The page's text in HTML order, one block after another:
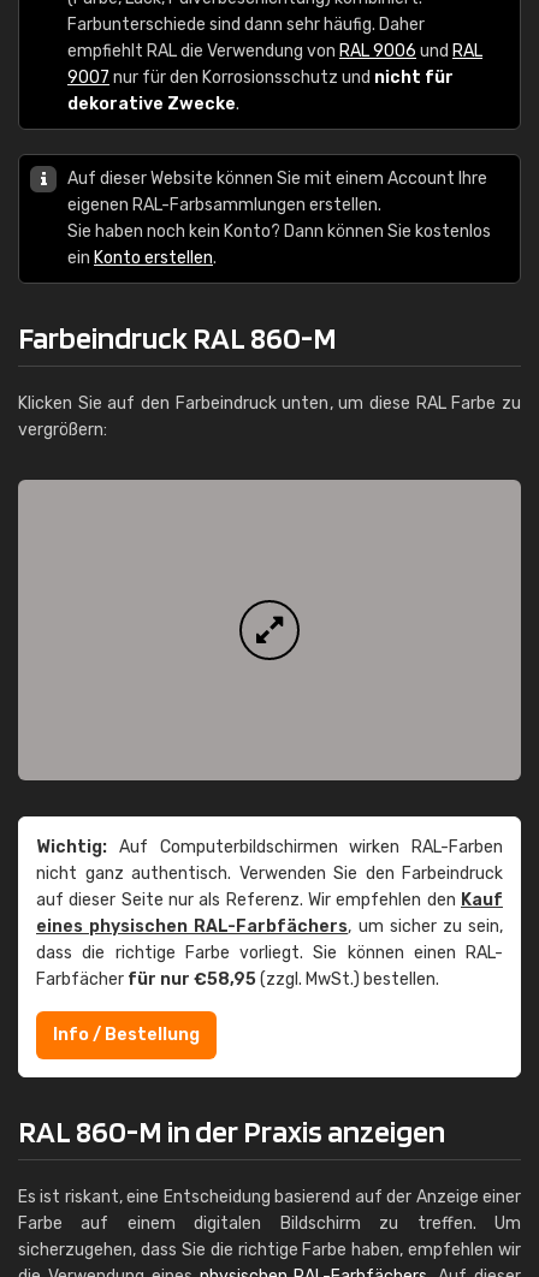
Farbunterschiede sind dann sehr häufig. Daher
empfiehlt RAL die Verwendung von RAL 9006 und RAL
9007 nur für den Korrosionsschutz und nicht für
dekorative Zwecke.
Auf dieser Website können Sie mit einem Account Ihre
eigenen RAL-Farbsammlungen erstellen.
Sie haben noch kein Konto? Dann können Sie kostenlos
ein Konto erstellen.
Farbeindruck RAL 860-M
Klicken Sie auf den Farbeindruck unten, um diese RAL Farbe zu
vergrößern:
Wichtig: Auf Computerbildschirmen wirken RAL-Farben
nicht ganz authentisch. Verwenden Sie den Farbeindruck
auf dieser Seite nur als Referenz. Wir empfehlen den Kauf
eines physischen RAL-Farbfächers, um sicher zu sein,
dass die richtige Farbe vorliegt. Sie können einen RAL-
Farbfächer für nur €58,95(zzgl. MwSt.) bestellen.
Info / Bestellung
RAL 860-M in der Praxis anzeigen
Es ist riskant, eine Entscheidung basierend auf der Anzeige einer
Farbe auf einem digitalen Bildschirm zu treffen. Um
sicherzugehen, dass Sie die richtige Farbe haben, empfehlen wir